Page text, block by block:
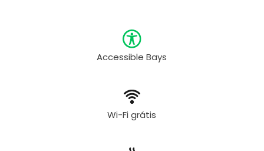
Accessible Bays
Wi-Fi grátis